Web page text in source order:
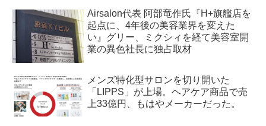
Airsalon代表 阿部竜作氏『H+旗艦店を
起点に、4年後の美容業界を変えた
い』グリー、ミクシィを経て美容室開
業の異色社長に独占取材
メンズ特化型サロンを切り開いた
「LIPPS」が上場。ヘアケア商品で売
上33億円、もはやメーカーだった。